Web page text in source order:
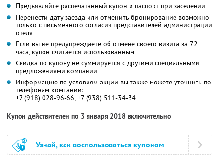
Предъявляйте распечатанный купон и паспорт при заселении
Перенести дату заезда или отменить бронирование возможно
только с письменного согласия представителей администрации
отеля
Если вы не предупреждаете об отмене своего визита за 72
часа, купон считается использованным
Скидка по купону не суммируется с другими специальными
предложениями компании
Информацию по условиям акции вы также можете уточнить по
телефонам компании:
+7 (918) 028-96-66, +7 (938) 511-34-34
Купон действителен по 3 января 2018 включительно
Узнай, как воспользоваться купоном